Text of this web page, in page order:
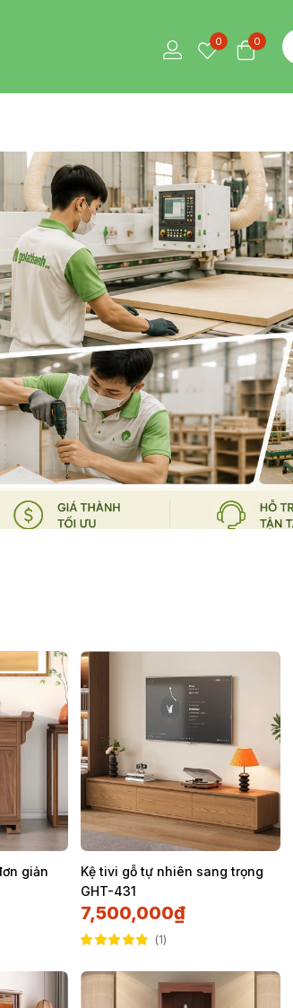
0 0
giản
Kệ tivi gỗ tự nhiên sang trọng
GHT-431
7,500,000₫
1